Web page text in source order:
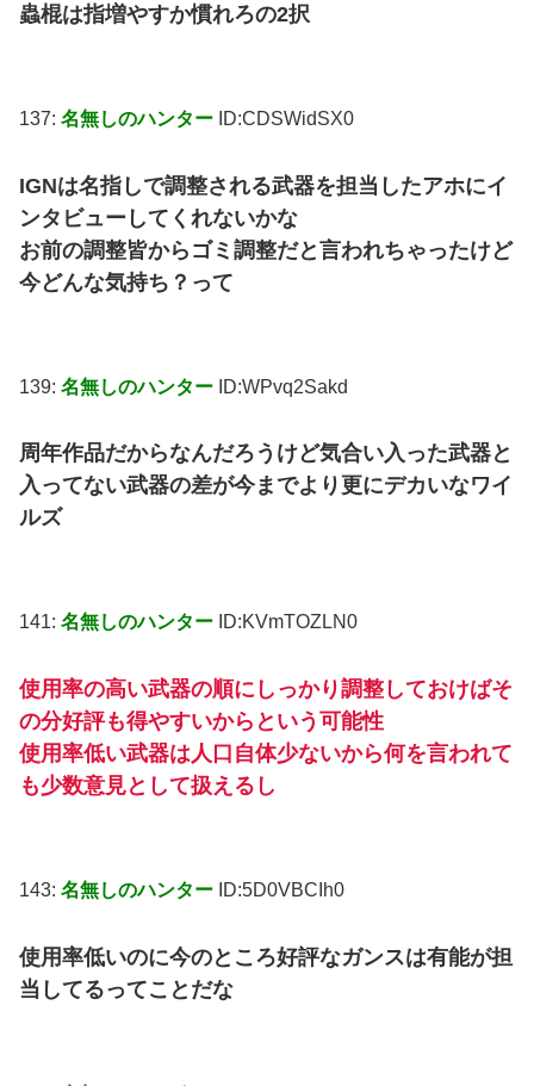
蟲棍は指増やすか慣れろの2択
137: 名無しのハンター ID:CDSWidSX0
IGNは名指しで調整される武器を担当したアホにイ
ンタビューしてくれないかな
お前の調整皆からゴミ調整だと言われちゃったけど
今どんな気持ち？って
139: 名無しのハンター ID:WPvq2Sakd
周年作品だからなんだろうけど気合い入った武器と
入ってない武器の差が今までより更にデカいなワイ
ルズ
141: 名無しのハンター ID:KVmTOZLN0
使用率の高い武器の順にしっかり調整しておけばそ
の分好評も得やすいからという可能性
使用率低い武器は人口自体少ないから何を言われて
も少数意見として扱えるし
143: 名無しのハンター ID:5D0VBCIh0
使用率低いのに今のところ好評なガンスは有能が担
当してるってことだな